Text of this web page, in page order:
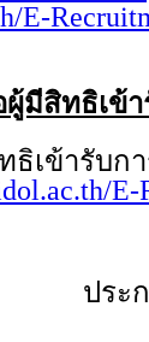
E-
มีสิทธิเข้
ารับกา
E-
ปร